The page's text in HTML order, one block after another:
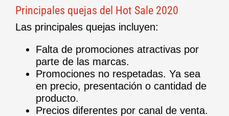
Principales quejas del Hot Sale 2020
Las principales quejas incluyen:
Falta de promociones atractivas por
parte de las marcas.
Promociones no respetadas. Ya sea
en precio, presentación o cantidad de
producto.
Precios diferentes por canal de venta.